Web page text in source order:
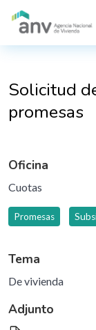
Pasar al contenido
Solicitud
promesas
Oficina
Cuotas
Promesas
Tema
De vivienda
Adjunto